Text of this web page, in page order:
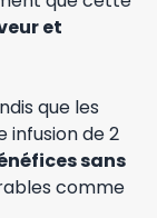
et
que les
infusion de 2
sans
comme